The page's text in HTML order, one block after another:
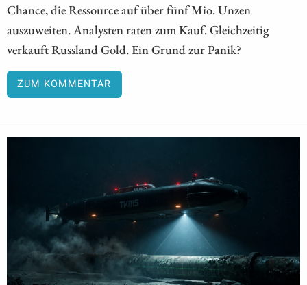
Chance, die Ressource auf über fünf Mio. Unzen
auszuweiten. Analysten raten zum Kauf. Gleichzeitig
verkauft Russland Gold. Ein Grund zur Panik?
ZUM KOMMENTAR